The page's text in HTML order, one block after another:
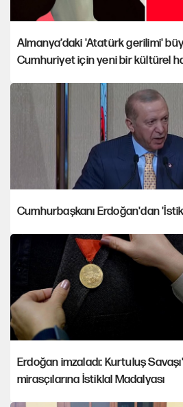
Almanya’daki 'Atatürk gerilimi'
Cumhuriyet için yeni bir kültürel
Cumhurbaşkanı Erdoğan'dan
Erdoğan imzaladı: Kurtuluş
mirasçılarına İstiklal Madalyası